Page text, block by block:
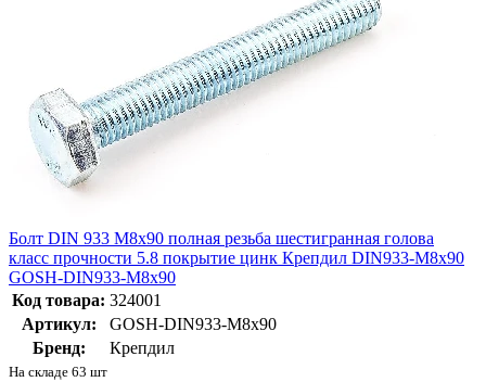
Болт DIN 933 М8х90 полная резьба шестигранная голова
класс прочности 5.8 покрытие цинк Крепдил DIN933-M8x90
GOSH-DIN933-M8x90
Код товара: 324001
Артикул:
GOSH-DIN933-M8x90
Бренд:
Крепдил
На складе 63 шт